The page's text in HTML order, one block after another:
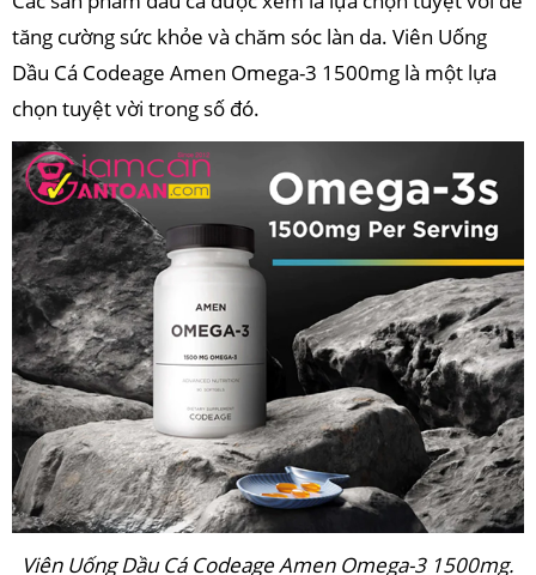
tăng cường sức khỏe và chăm sóc làn da. Viên Uống
Dầu Cá Codeage Amen Omega-3 1500mg là một lựa
chọn tuyệt vời trong số đó.
Viên Uống Dầu Cá Codeage Amen Omega-3 1500mg.